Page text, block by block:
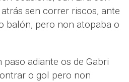
sen correr riscos, ante
balón, pero non atopaba o
adiante os de Gabri
o gol pero non